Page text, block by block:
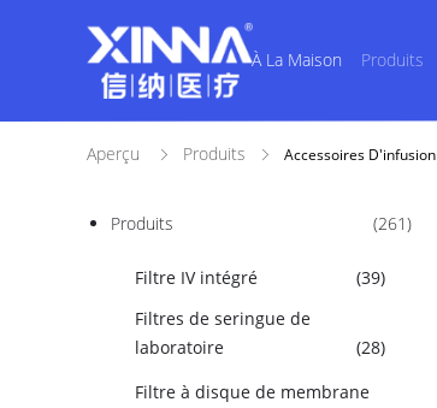
À La Maison Produits
Aperçu Produits Accessoires D'infusion
Produits (261)
Filtre IV intégré
(39)
Filtres de seringue de
laboratoire
(28)
Filtre à disque de membrane